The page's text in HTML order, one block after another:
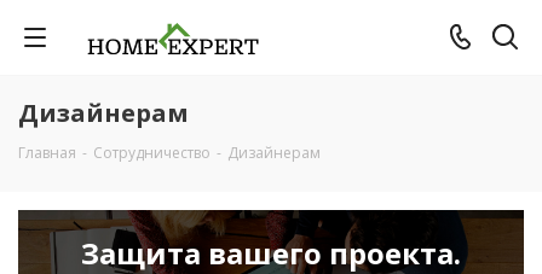
Дизайнерам
Главная - Сотрудничество - Дизайнерам
Защита вашего проекта.